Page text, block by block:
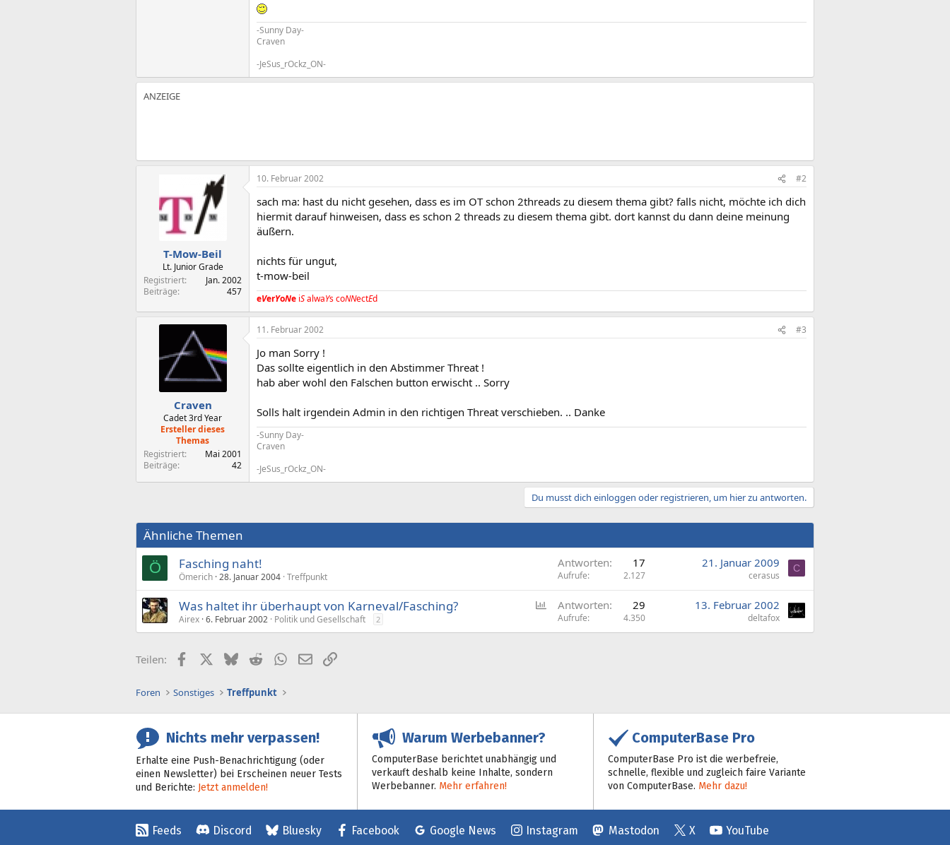
-Sunny Day-
Craven
-JeSus_rOckz_ON-
T-Mow-Beil
Lt. Junior Grade
Registriert
Jan. 2002
Beiträge
457
10. Februar 2002 #2
sach ma: hast du nicht gesehen, dass es im OT schon 2threads zu diesem thema gibt? falls nicht, möchte ich dich
hiermit darauf hinweisen, dass es schon 2 threads zu diesem thema gibt. dort kannst du dann deine meinung
äußern.
nichts für ungut,
t-mow-beil
eVerYoNe iSalwaYs coNNectEd
Craven
Cadet 3rd Year
Ersteller dieses
Themas
Registriert
Mai 2001
Beiträge
42
11. Februar 2002 #3
Jo man Sorry !
Das sollte eigentlich in den Abstimmer Threat !
hab aber wohl den Falschen button erwischt .. Sorry
Solls halt irgendein Admin in den richtigen Threat verschieben. .. Danke
-Sunny Day-
Craven
-JeSus_rOckz_ON-
Du musst dich einloggen oder registrieren, um hier zu antworten.
Ähnliche Themen
Ö Fasching naht!
Ömerich 28. Januar 2004 Treffpunkt
Antworten 17
Aufrufe 2.127
21. Januar 2009
cerasus
C
f
Was haltet ihr überhaupt von Karneval/Fasching?
Airex 6. Februar 2002 Politik und Gesellschaft 2
Antworten 29
Aufrufe 4.350
13. Februar 2002
deltafox
Teilen: FacebookX (Twitter)
BlueskyRedditWhatsApp
E-MailLink
Foren Sonstiges Treffpunkt
Nichts mehr verpassen!
Erhalte eine Push-Benachrichtigung (oder
einen Newsletter) bei Erscheinen neuer Tests
und Berichte: Jetzt anmelden!
Warum Werbebanner?
ComputerBase berichtet unabhängig und
verkauft deshalb keine Inhalte, sondern
Werbebanner. Mehr erfahren!
ComputerBase Pro
ComputerBase Pro ist die werbefreie,
schnelle, flexible und zugleich faire Variante
von ComputerBase. Mehr dazu!
Feeds Discord Bluesky Facebook Google News Instagram Mastodon X YouTube